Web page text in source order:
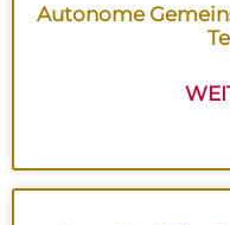
Autonome